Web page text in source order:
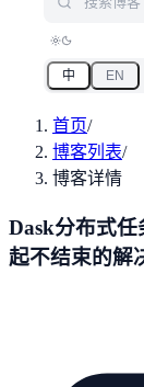
中 EN
首页/
博客列表/
博客详情
Dask分布式
起不结束的解